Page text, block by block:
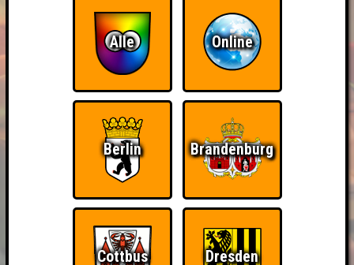
Alle Online
Berlin Brandenburg
Cottbus Dresden